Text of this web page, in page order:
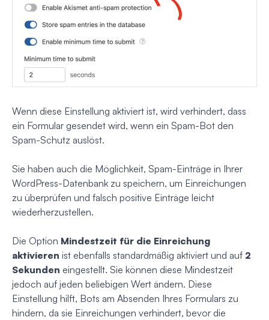
Wenn diese Einstellung aktiviert ist, wird verhindert, dass
ein Formular gesendet wird, wenn ein Spam-Bot den
Spam-Schutz auslöst.
Sie haben auch die Möglichkeit, Spam-Einträge in Ihrer
WordPress-Datenbank zu speichern, um Einreichungen
zu überprüfen und falsch positive Einträge leicht
wiederherzustellen.
Die Option Mindestzeit für die Einreichung
aktivieren ist ebenfalls standardmäßig aktiviert und auf 2
Sekunden eingestellt. Sie können diese Mindestzeit
jedoch auf jeden beliebigen Wert ändern. Diese
Einstellung hilft, Bots am Absenden Ihres Formulars zu
hindern, da sie Einreichungen verhindert, bevor die